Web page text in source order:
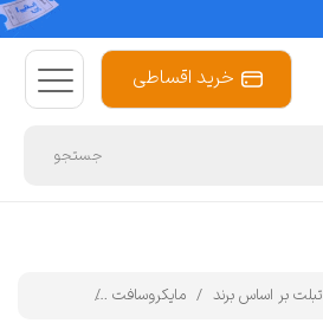
جستجو
خرید اقساطی
تبلت بر اساس برند مایکروسافت